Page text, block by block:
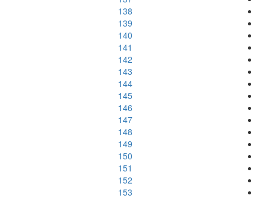
138
139
140
141
142
143
144
145
146
147
148
149
150
151
152
153